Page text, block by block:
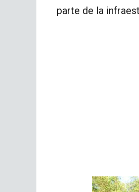
parte de la